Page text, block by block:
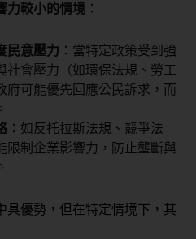
力較小的情境 ：
民意壓力 ：當特定政策受到強
社會壓力（如環保法規、勞工
府可能優先回應公民訴求，而
：如反托拉斯法規、競爭法
限制企業影響力，防止壟斷與
具優勢，但在特定情境下，其